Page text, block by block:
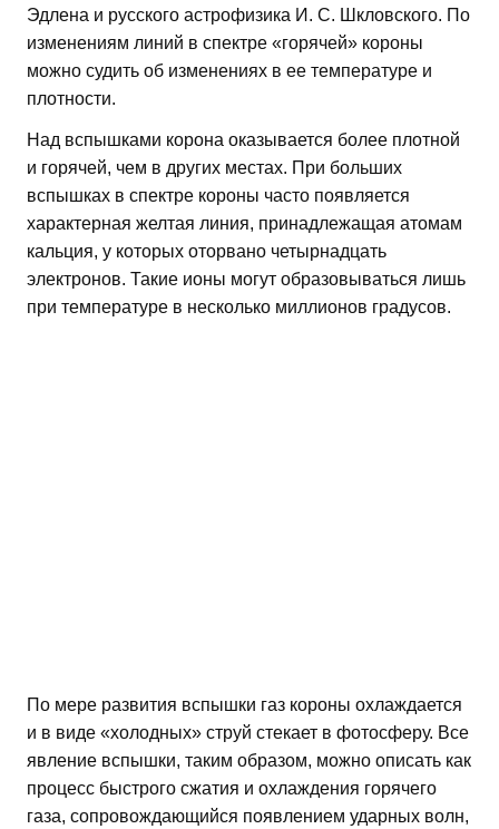
Эдлена и русского астрофизика И. С. Шкловского. По
изменениям линий в спектре «горячей» короны
можно судить об изменениях в ее температуре и
плотности.
Над вспышками корона оказывается более плотной
и горячей, чем в других местах. При больших
вспышках в спектре короны часто появляется
характерная желтая линия, принадлежащая атомам
кальция, у которых оторвано четырнадцать
электронов. Такие ионы могут образовываться лишь
при температуре в несколько миллионов градусов.
По мере развития вспышки газ короны охлаждается
и в виде «холодных» струй стекает в фотосферу. Все
явление вспышки, таким образом, можно описать как
процесс быстрого сжатия и охлаждения горячего
газа, сопровождающийся появлением ударных волн,